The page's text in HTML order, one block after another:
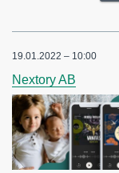
19.01.2022 – 10:00
Nextory AB